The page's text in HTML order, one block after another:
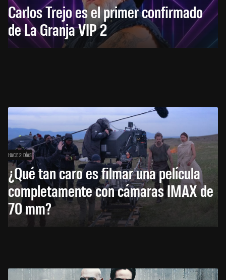
Carlos Trejo es el primer confirmado
de La Granja VIP 2
HACE 2 DÍAS
¿Qué tan caro es filmar una película
completamente con cámaras IMAX de
70 mm?